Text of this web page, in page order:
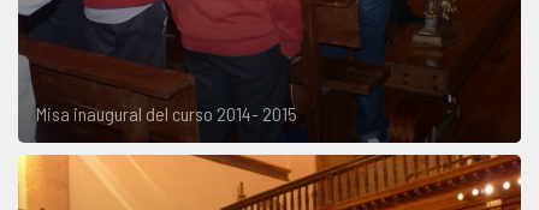
Misa inaugural del curso 2014- 2015